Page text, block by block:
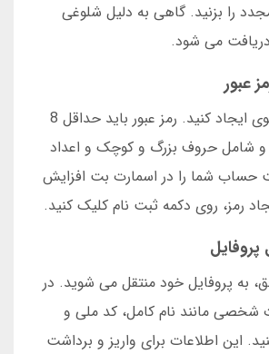
را بزنید. گاهی به دلیل شلوغی
دریافت می شود.
عبور
حالا باید رمز عبور قوی ایجاد کنید. رمز عبور باید حداقل 8
و شامل حروف بزرگ و کوچک و اعداد
حساب شما را در اسمارت بت افزایش
رمز، روی دکمه ثبت نام کلیک کنید.
به پروفایل خود منتقل می شوید. در
شخصی مانند نام کامل، کد ملی و
این اطلاعات برای واریز و برداشت